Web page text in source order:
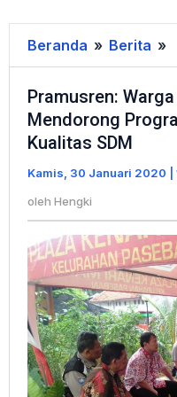
Beranda » Berita »
Pramusren:
Mendorong
Kualitas SDM
Kamis, 30 Januari 2020 |
oleh Hengki